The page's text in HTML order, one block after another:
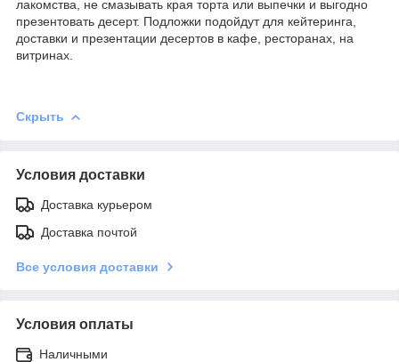
лакомства, не смазывать края торта или выпечки и выгодно
презентовать десерт. Подложки подойдут для кейтеринга,
доставки и презентации десертов в кафе, ресторанах, на
витринах.
Скрыть
Условия доставки
Доставка курьером
Доставка почтой
Все условия доставки
Условия оплаты
Наличными